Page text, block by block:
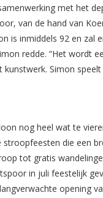
met het
van de hand van
is inmiddels 92 en zal
redde. “Het wordt
kunstwerk. Simon
nog heel wat te
die een
tot gratis
in juli feestelijk
opening